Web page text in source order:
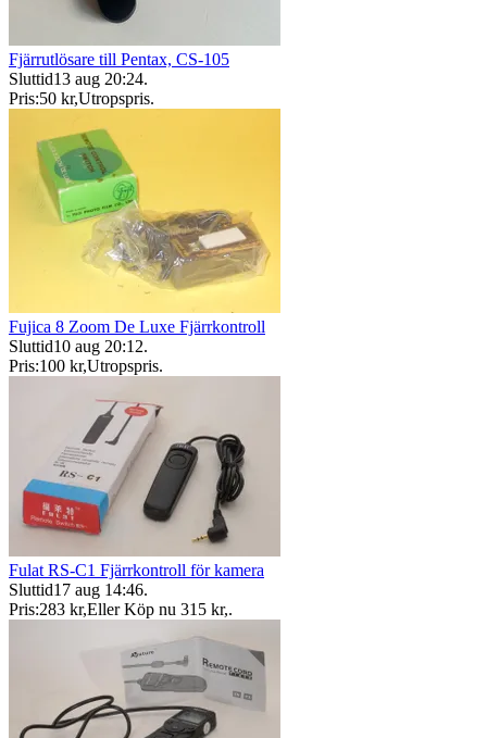
Fjärrutlösare till Pentax, CS-105
Sluttid13 aug 20:24.
Pris:50 kr,Utropspris.
Fujica 8 Zoom De Luxe Fjärrkontroll
Sluttid10 aug 20:12.
Pris:100 kr,Utropspris.
Fulat RS-C1 Fjärrkontroll för kamera
Sluttid17 aug 14:46.
Pris:283 kr,Eller Köp nu 315 kr,.